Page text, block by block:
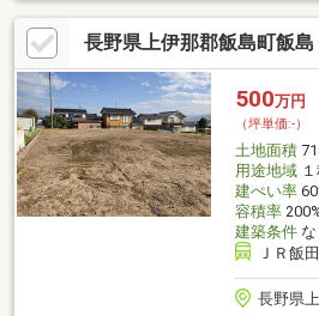
長野県上伊那郡飯島町飯島
500万円
（坪単価:-）
土地面積
用途地域１
建ぺい率
容積率
建築条件な
ＪＲ飯
長野県